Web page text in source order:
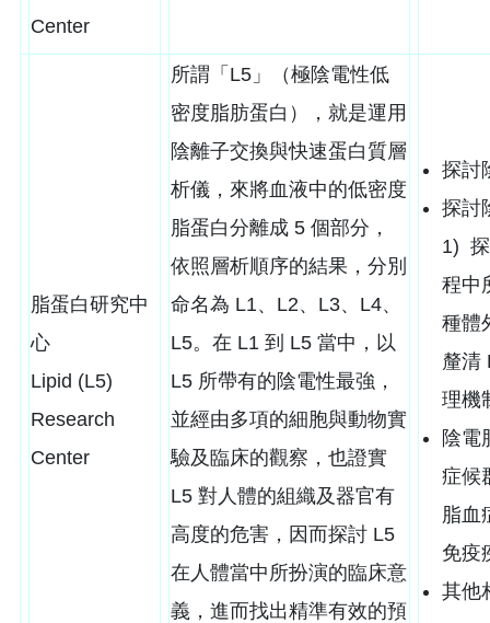
Center
脂蛋白研究中
心
Lipid (L5)
Research
Center
所謂「L5」（極陰電性低
密度脂肪蛋白），就是運用
陰離子交換與快速蛋白質層
析儀，來將血液中的低密度
脂蛋白分離成 5 個部分，
依照層析順序的結果，分別
命名為 L1、L2、L3、L4、
L5。在 L1 到 L5 當中，以
L5 所帶有的陰電性最強，
並經由多項的細胞與動物實
驗及臨床的觀察，也證實
L5 對人體的組織及器官有
高度的危害，因而探討 L5
在人體當中所扮演的臨床意
義，進而找出精準有效的預
探討
探討
1)
程中
種體
釐清
理機
陰電
症候
脂血
免疫
其他